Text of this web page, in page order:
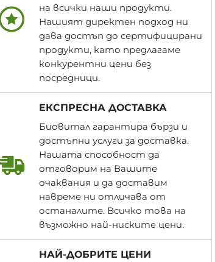
на всички наши продукти.
Нашият директен подход ни
дава достъп до сертифицирани
продукти, като предлагаме
конкурентни цени без
посредници.
ЕКСПРЕСНА ДОСТАВКА
Биовитал гарантира бързи и
достъпни услуги за доставка.
Нашата способност да
отговорим на Вашите
очаквания и да доставим
навреме ни отличава от
останалите. Всичко това на
възможно най-ниските цени.
НАЙ-ДОБРИТЕ ЦЕНИ